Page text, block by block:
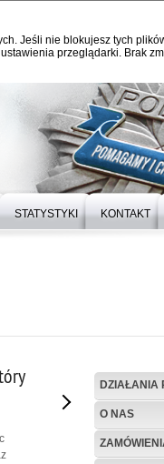
Jeśli nie blokujesz tych
przeglądarki. Brak
STATYSTYKI KONTAKT
DZIAŁANIA
O NAS